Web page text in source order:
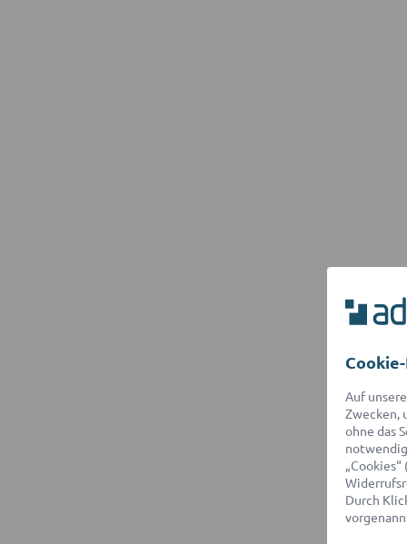
Auf
Zwecken,
ohne das
Durch